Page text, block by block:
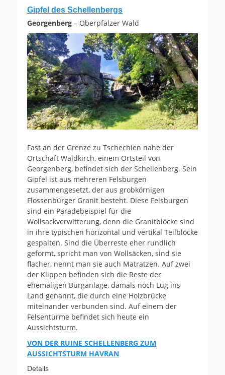
Gipfel des Schellenbergs
Georgenberg – Oberpfälzer Wald
Fast an der Grenze zu Tschechien nahe der
Ortschaft Waldkirch, einem Ortsteil von
Georgenberg, befindet sich der Schellenberg. Sein
Gipfel ist aus mehreren Felsburgen
zusammengesetzt, der aus grobkörnigen
Flossenbürger Granit besteht. Diese Felsburgen
sind ein Paradebeispiel für die
Wollsackverwitterung, denn die Granitblöcke sind
in ihre typischen horizontal und vertikal Teilblöcke
gespalten. Sind die Überreste eher rundlich
geformt, spricht man von Wollsäcken, sind sie
flacher, nennt man sie auch Matratzen. Auf zwei
der Klippen befinden sich die Reste der
ehemaligen Burganlage, damals noch Lug ins
Land genannt, die durch eine Holzbrücke
miteinander verbunden sind. Auf einem der
Felsentürme befindet sich heute ein
Aussichtsturm.
VON DER RUINE SCHELLENBERG ZUM
AUSSICHTSTURM HAVRAN
Details